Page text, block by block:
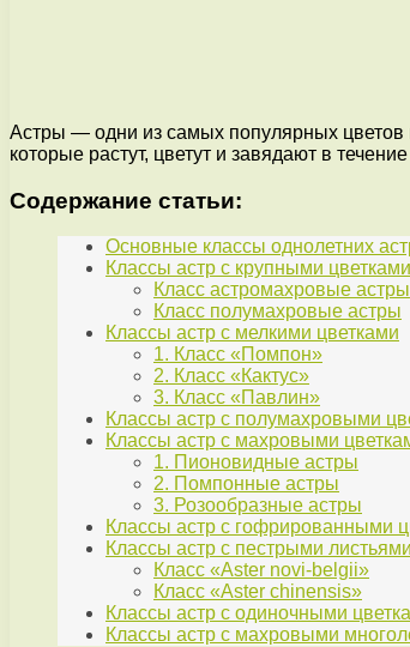
Астры — одни из самых популярных цветов
которые растут, цветут и завядают в
Содержание статьи:
Основные классы однолетних
Классы астр с крупными цветками
Класс астромахровые астры
Класс полумахровые астры
Классы астр с мелкими цветками
1. Класс «Помпон»
2. Класс «Кактус»
3. Класс «Павлин»
Классы астр с полумахровыми
Классы астр с махровыми
1. Пионовидные астры
2. Помпонные астры
3. Розообразные астры
Классы астр с гофрированными
Классы астр с пестрыми листьями
Класс «Aster novi-belgii»
Класс «Aster chinensis»
Классы астр с одиночными
Классы астр с махровыми